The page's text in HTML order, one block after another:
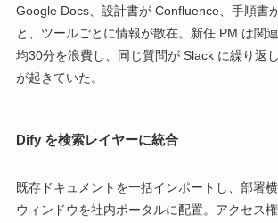
Google Docs、設計書が Confluence、手順書
と、ツールごとに情報が散在。新任 PM は関
均30分を浪費し、同じ質問が Slack に繰り返
が起きていた。
Dify を検索レイヤーに統合
既存ドキュメントを一括インポートし、部署
ウィンドウを社内ポータルに配置。アクセス